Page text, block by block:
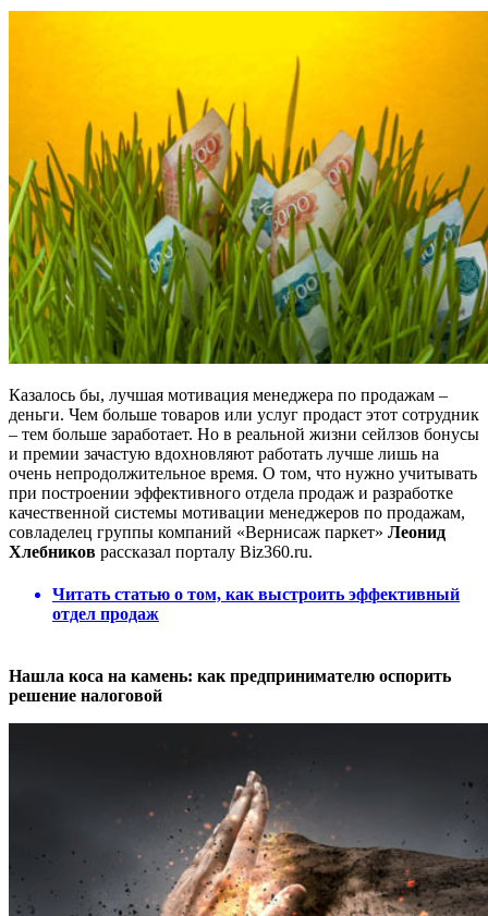
Казалось бы, лучшая мотивация менеджера по продажам –
деньги. Чем больше товаров или услуг продаст этот сотрудник
– тем больше заработает. Но в реальной жизни сейлзов бонусы
и премии зачастую вдохновляют работать лучше лишь на
очень непродолжительное время. О том, что нужно учитывать
при построении эффективного отдела продаж и разработке
качественной системы мотивации менеджеров по продажам,
совладелец группы компаний «Вернисаж паркет» Леонид
Хлебников рассказал порталу Biz360.ru.
Читать статью о том, как выстроить эффективный
отдел продаж
Нашла коса на камень: как предпринимателю оспорить
решение налоговой